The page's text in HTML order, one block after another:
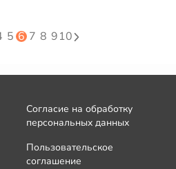
5 6 7 8 910
Согласие на обработку
персональных данных
Пользовательское
соглашение